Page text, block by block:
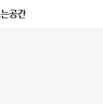
공간